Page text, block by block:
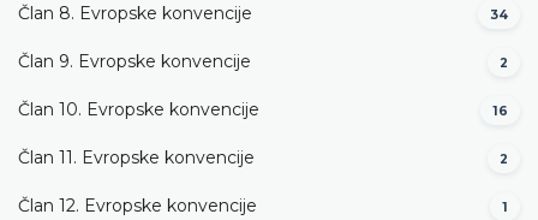
Član 8. Evropske konvencije 34
Član 9. Evropske konvencije 2
Član 10. Evropske konvencije 16
Član 11. Evropske konvencije 2
Član 12. Evropske konvencije 1